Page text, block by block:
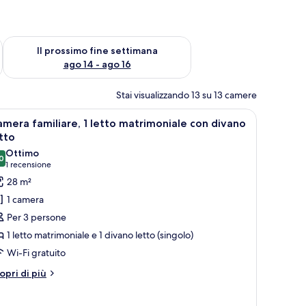
ago 7 - ago 9
Il prossimo fine settimana
ago 14 - ago 16
Verifica la disponibilità per il prossimo fine settimana, ago 14
Stai visualizzando 13 su 13 camere
con una lampada e vista sull'oceano.Una camera d'albergo con un letto grande,
7
familiare, 1 letto matrimoniale con divano
su 10
Ottimo
1 recensione
(1
recensione)
28 m²
1 camera
Per 3 persone
1 letto matrimoniale e 1 divano letto (singolo)
Wi-Fi gratuito
di più